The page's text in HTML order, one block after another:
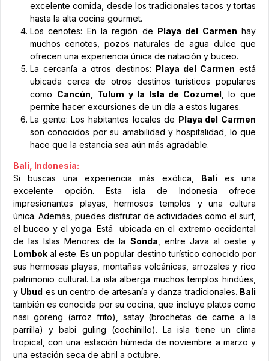
excelente comida, desde los tradicionales tacos y tortas
hasta la alta cocina gourmet.
Los cenotes: En la región de
Playa del Carmen hay
muchos cenotes, pozos naturales de agua dulce que
ofrecen una experiencia única de natación y buceo.
La cercanía a otros destinos:
Playa del Carmen está
ubicada cerca de otros destinos turísticos populares
como Cancún, Tulum y la Isla de Cozumel , lo que
permite hacer excursiones de un día a estos lugares.
La gente: Los habitantes locales de Playa del Carmen
son conocidos por su amabilidad y hospitalidad, lo que
hace que la estancia sea aún más agradable.
Bali, Indonesia:
Si buscas una experiencia más exótica,
Bali es una
excelente opción. Esta isla de Indonesia ofrece
impresionantes playas, hermosos templos y una cultura
única. Además, puedes disfrutar de actividades como el surf,
el buceo y el yoga. Está ubicada en el extremo occidental
de las Islas Menores de la Sonda, entre Java al oeste y
Lombok al este. Es un popular destino turístico conocido por
sus hermosas playas, montañas volcánicas, arrozales y rico
patrimonio cultural. La isla alberga muchos templos hindúes,
y Ubud es un centro de artesanía y danza tradicionales. Bali
también es conocida por su cocina, que incluye platos como
nasi goreng (arroz frito), satay (brochetas de carne a la
parrilla) y babi guling (cochinillo). La isla tiene un clima
tropical, con una estación húmeda de noviembre a marzo y
una estación seca de abril a octubre.